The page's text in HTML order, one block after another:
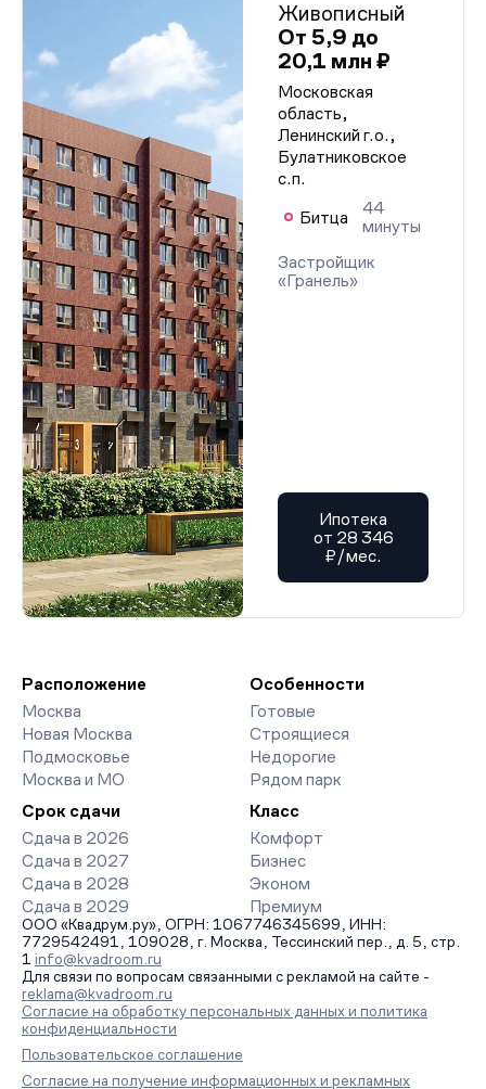
Живописный
От 5,9 до
20,1 млн ₽
Московская
область,
Ленинский г.о.,
Булатниковское
с.п.
Битца
44
минуты
Застройщик
«Гранель»
Ипотека
от 28 346
₽/мес.
Расположение
Москва
Новая Москва
Подмосковье
Москва и МО
Особенности
Готовые
Строящиеся
Недорогие
Рядом парк
Срок сдачи
Сдача в 2026
Сдача в 2027
Сдача в 2028
Сдача в 2029
Класс
Комфорт
Бизнес
Эконом
Премиум
ООО «Квадрум.ру», ОГРН: 1067746345699, ИНН:
7729542491, 109028, г. Москва, Тессинский пер., д. 5, стр.
1 info@kvadroom.ru
Для связи по вопросам связанными с рекламой на сайте -
reklama@kvadroom.ru
Согласие на обработку персональных данных и политика
конфиденциальности
Пользовательское соглашение
Согласие на получение информационных и рекламных